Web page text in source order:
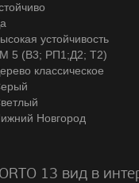
устойчивость
5 (В3; РП1;Д2; Т2)
классическое
Новгород
13 вид в